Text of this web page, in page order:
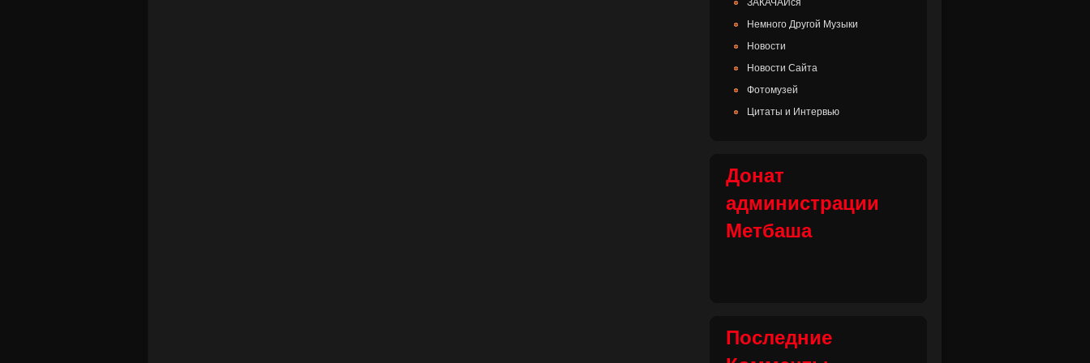
ЗАКАЧАЙся
Немного Другой Музыки
Новости
Новости Сайта
Фотомузей
Цитаты и Интервью
Донат
администрации
Метбаша
Последние